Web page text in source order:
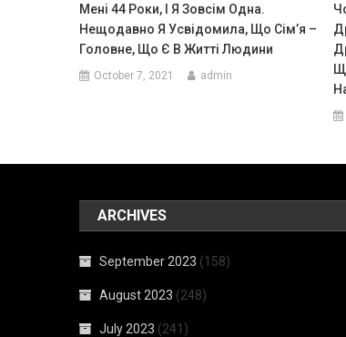
Мені 44 Роки, І Я Зовсім Одна.
Нещодавно Я Усвідомила, Що Сім’я –
Головне, Що Є В Житті Людини
October 7, 2021 admin
ARCHIVES
September 2023 (158)
August 2023 (248)
July 2023 (241)